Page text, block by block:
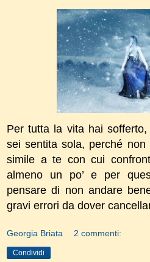
Per tutta la vita hai
sei sentita sola, perché
simile a te con cui
almeno un po’ e per
pensare di non andare
gravi errori da dover
Georgia Briata 2 commenti:
Condividi